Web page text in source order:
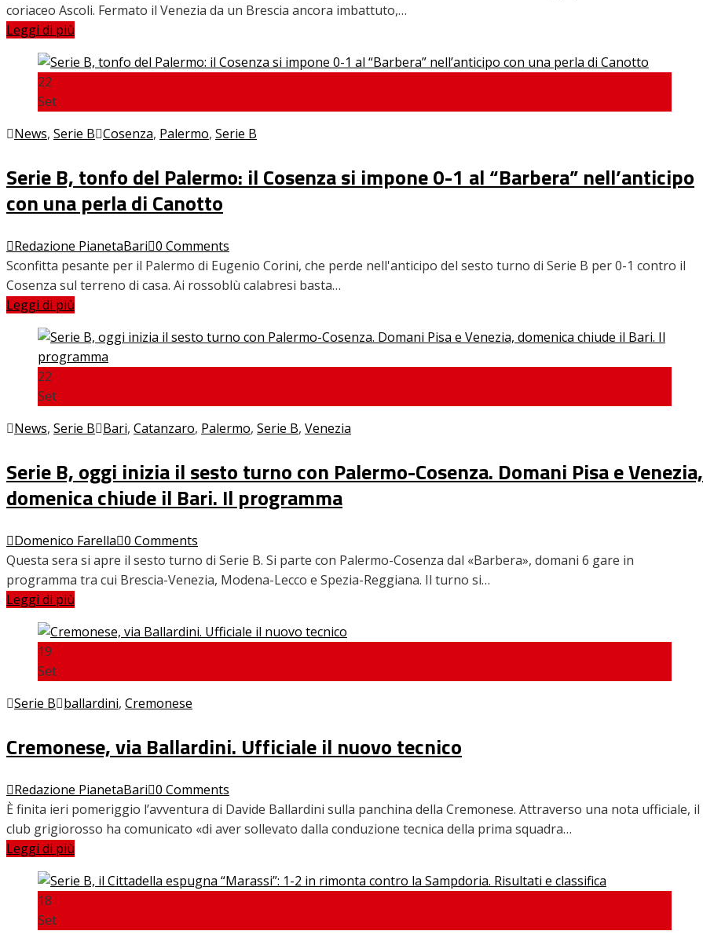
coriaceo Ascoli. Fermato il Venezia da un Brescia ancora imbattuto,…
Leggi di più
22
Set
News, Serie B Cosenza, Palermo, Serie B
Serie B, tonfo del Palermo: il Cosenza si impone 0-1 al “Barbera” nell’anticipo
con una perla di Canotto
Redazione PianetaBari 0 Comments
Sconfitta pesante per il Palermo di Eugenio Corini, che perde nell'anticipo del sesto turno di Serie B per 0-1 contro il
Cosenza sul terreno di casa. Ai rossoblù calabresi basta…
Leggi di più
22
Set
News, Serie B Bari, Catanzaro, Palermo, Serie B, Venezia
Serie B, oggi inizia il sesto turno con Palermo-Cosenza. Domani Pisa e Venezia,
domenica chiude il Bari. Il programma
Domenico Farella 0 Comments
Questa sera si apre il sesto turno di Serie B. Si parte con Palermo-Cosenza dal «Barbera», domani 6 gare in
programma tra cui Brescia-Venezia, Modena-Lecco e Spezia-Reggiana. Il turno si…
Leggi di più
19
Set
Serie B ballardini, Cremonese
Cremonese, via Ballardini. Ufficiale il nuovo tecnico
Redazione PianetaBari 0 Comments
È finita ieri pomeriggio l’avventura di Davide Ballardini sulla panchina della Cremonese. Attraverso una nota ufficiale, il
club grigiorosso ha comunicato «di aver sollevato dalla conduzione tecnica della prima squadra…
Leggi di più
18
Set